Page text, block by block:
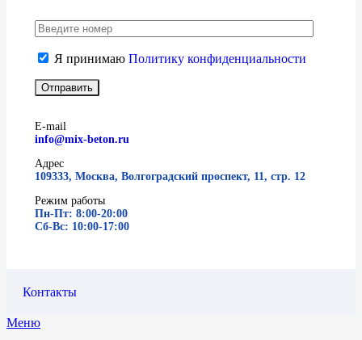
Я принимаю Политику конфиденциальности
E-mail
info@mix-beton.ru
Адрес
109333, Москва, Волгоградский проспект, 11, стр. 12
Режим работы
Пн-Пт: 8:00-20:00
Сб-Вс: 10:00-17:00
Контакты
Меню